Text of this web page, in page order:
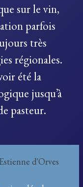
sur le vin,
parfois
très
régionales.
été la
jusqu’à
pasteur.
d'Orves